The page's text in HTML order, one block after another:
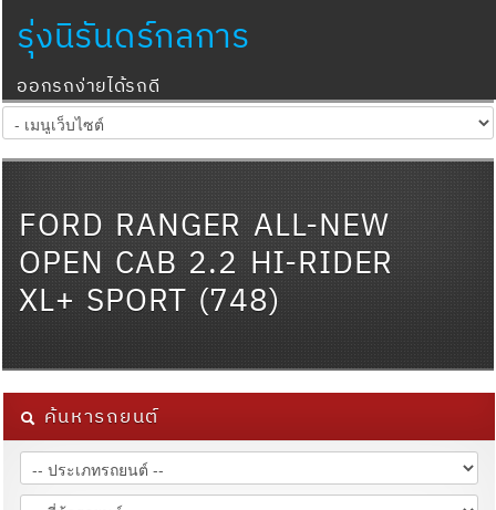
รุ่งนิรันดร์กลการ
ออกรถง่ายได้รถดี
FORD RANGER ALL-NEW
OPEN CAB 2.2 HI-RIDER
XL+ SPORT (748)
ค้นหารถยนต์